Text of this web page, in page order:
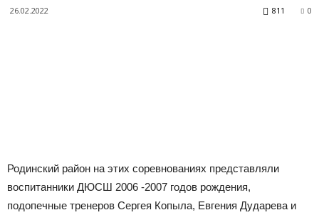
26.02.2022 0
811
Родинский район на этих соревнованиях представляли
воспитанники ДЮСШ 2006 -2007 годов рождения,
подопечные тренеров Сергея Копыла, Евгения Дударева и